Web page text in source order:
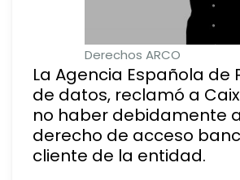
Derechos ARCO
La Agencia Española de
de datos, reclamó a
no haber debidamente
derecho de acceso
cliente de la entidad.